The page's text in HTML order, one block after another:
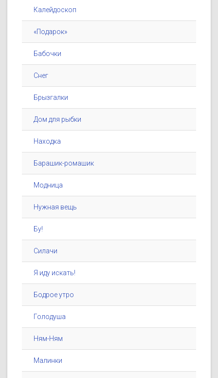
Калейдоскоп
«Подарок»
Бабочки
Снег
Брызгалки
Дом для рыбки
Находка
Барашик-ромашик
Модница
Нужная вещь
Бу!
Силачи
Я иду искать!
Бодрое утро
Голодуша
Ням-Ням
Малинки